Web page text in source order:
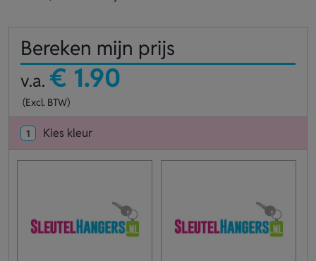
Bereken mijn prijs
v.a. € 1.90
(Excl. BTW)
1 Kies kleur